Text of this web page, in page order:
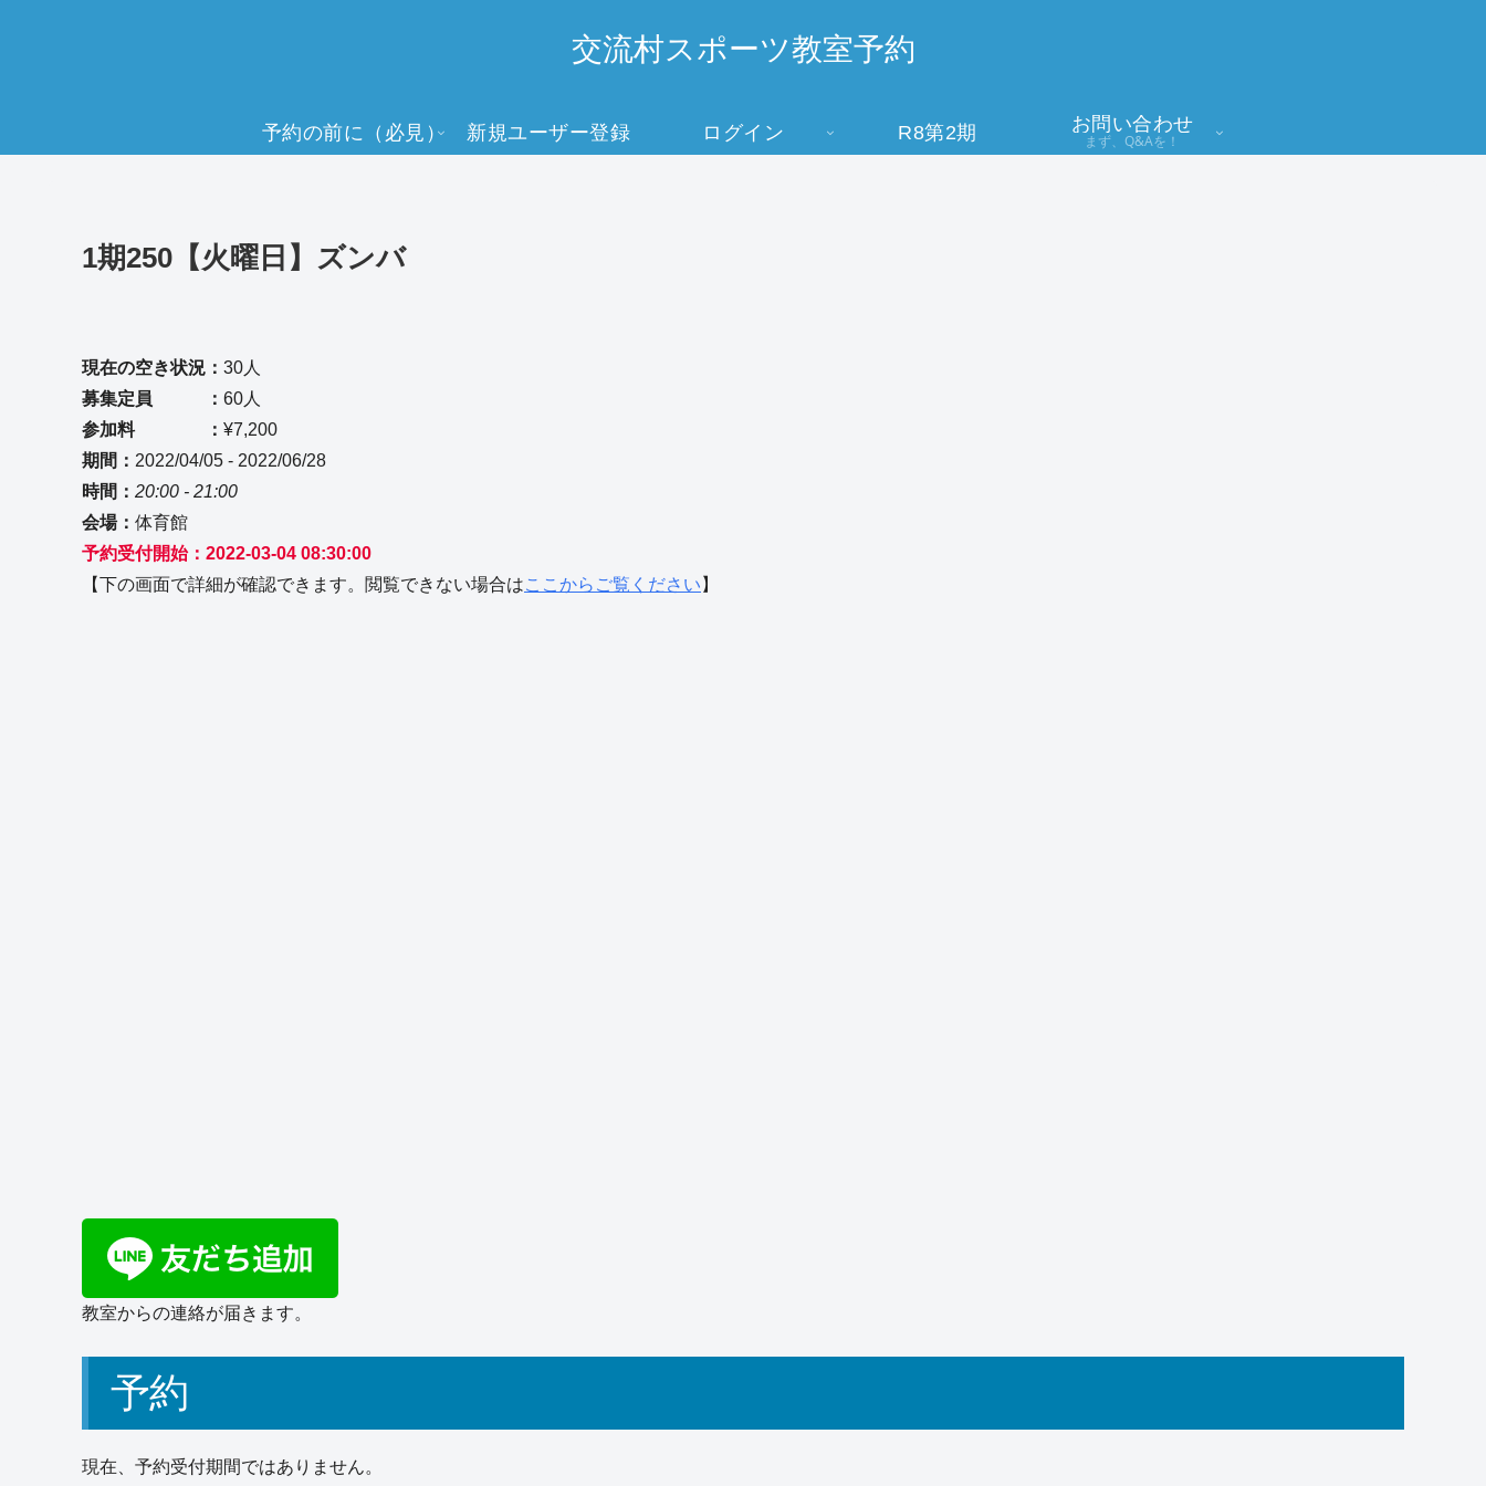
交流村スポーツ教室予約
予約の前に（必見） 新規ユーザー登録 ログイン R8第2期 お問い合わせ
まず、Q&Aを！
1期250【火曜日】ズンバ
現在の空き状況： 30人
募集定員 ： 60人
参加料 ： ¥7,200
期間： 2022/04/05 - 2022/06/28
時間： 20:00 - 21:00
会場： 体育館
予約受付開始：2022-03-04 08:30:00
【下の画面で詳細が確認できます。閲覧できない場合はここからご覧ください 】
教室からの連絡が届きます。
予約
現在、予約受付期間ではありません。